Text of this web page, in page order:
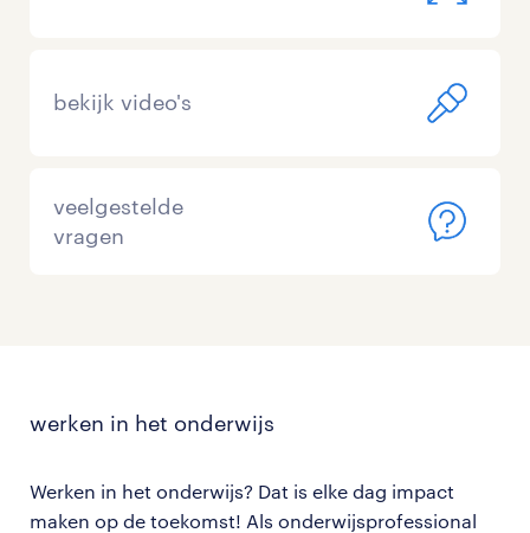
bekijk video's
veelgestelde
vragen
werken in het onderwijs
Werken in het onderwijs? Dat is elke dag impact
maken op de toekomst! Als onderwijsprofessional